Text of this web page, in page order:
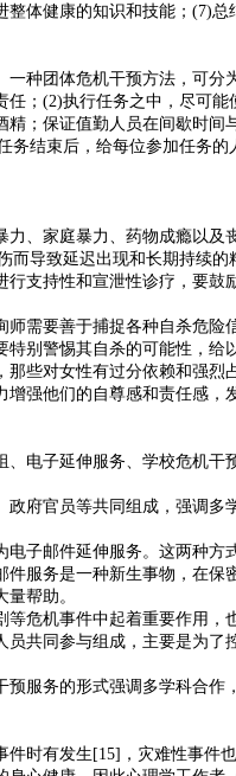
体健康的知识和技能；(7)
种团体危机干预方法，可
；(2)执行任务之中，尽可
；保证值勤人员在间歇时
结束后，给每位参加任务
、家庭暴力、药物成瘾以
导致延迟出现和长期持续
支持性和宣泄性诊疗，要
需要善于捕捉各种自杀危
别警惕其自杀的可能性，给
些对女性有过分依赖和强
强他们的自尊感和责任感
电子延伸服务、学校危机
府官员等共同组成，强调
子邮件延伸服务。这两种
服务是一种新生事物，在
帮助。
危机事件中起着重要作用，
共同参与组成，主要是为
服务的形式强调多学科合
时有发生[15]，灾难性事件